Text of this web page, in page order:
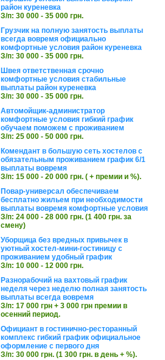
район куреневка
З/п: 30 000 - 35 000 грн.
Грузчик на полную занятость выплаты
всегда вовремя официально
комфортные условия район куреневка
З/п: 30 000 - 35 000 грн.
Швея ответственная срочно
комфортные условия стабильные
выплаты район куреневка
З/п: 30 000 - 35 000 грн.
Автомойщик-администратор
комфортные условия гибкий график
обучаем поможем с проживанием
З/п: 25 000 - 50 000 грн.
Комендант в большую сеть хостелов с
обязательным проживанием график 6/1
выплаты вовремя
З/п: 15 000 - 20 000 грн. ( + премии и %).
Повар-универсал обеспечиваем
бесплатно жильем при необходимости
выплаты вовремя комфортные условия
З/п: 24 000 - 28 000 грн. (1 400 грн. за
смену)
Уборщица без вредных привычек в
уютный хостел-мини-гостиницу с
проживанием удобный график
З/п: 10 000 - 12 000 грн.
Разнорабочий на вахтовый график
неделя через неделю полная занятость
выплаты всегда вовремя
З/п: 17 000 грн + 3 000 грн премии в
осенний период.
Официант в гостинично-ресторанный
комплекс гибкий график официальное
оформление с первого дня
З/п: 30 000 грн. (1 300 грн. в день + %).